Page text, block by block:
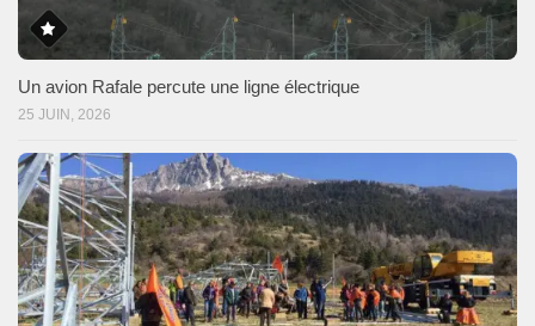
Un avion Rafale percute une ligne électrique
25 JUIN, 2026